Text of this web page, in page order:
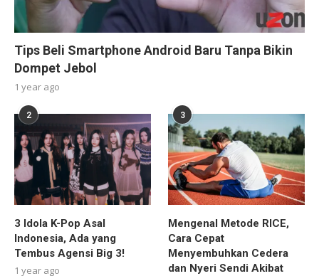
Tips Beli Smartphone Android Baru Tanpa Bikin
Dompet Jebol
1 year ago
2
3 Idola K-Pop Asal
Indonesia, Ada yang
Tembus Agensi Big 3!
1 year ago
3
Mengenal Metode RICE,
Cara Cepat
Menyembuhkan Cedera
dan Nyeri Sendi Akibat